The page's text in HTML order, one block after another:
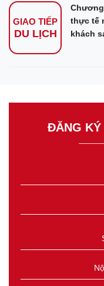
GIAO TIẾP
DU LỊCH
thực tế
khách
ĐĂNG KÝ